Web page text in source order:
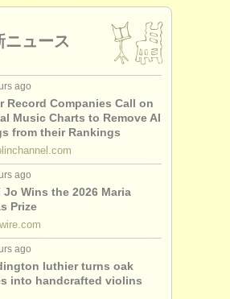
ニュース
ago
Record Companies Call on
Music Charts to Remove AI
from their Rankings
ago
Jo Wins the 2026 Maria
Prize
ago
luthier turns oak
into handcrafted violins